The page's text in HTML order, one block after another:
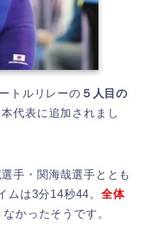
トルリレーの ５人目の
代表に追加されまし
手・関海哉選手ととも
ムは3分14秒44。 全体
かったそうです。